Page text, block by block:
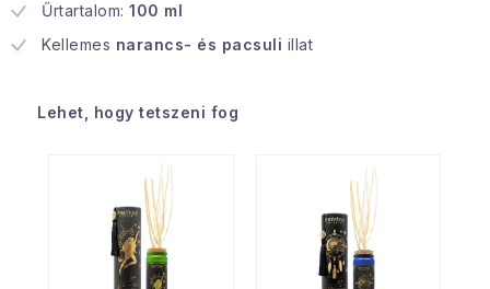
Űrtartalom: 100 ml
Kellemes narancs- és pacsuli illat
Lehet, hogy tetszeni fog